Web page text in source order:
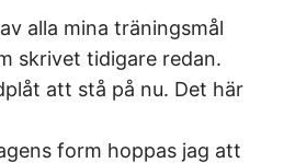
alla mina träningsmål
skrivet tidigare redan.
att stå på nu. Det här
form hoppas jag att